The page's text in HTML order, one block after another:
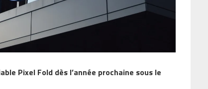
Pixel Fold dès l’année prochaine sous le